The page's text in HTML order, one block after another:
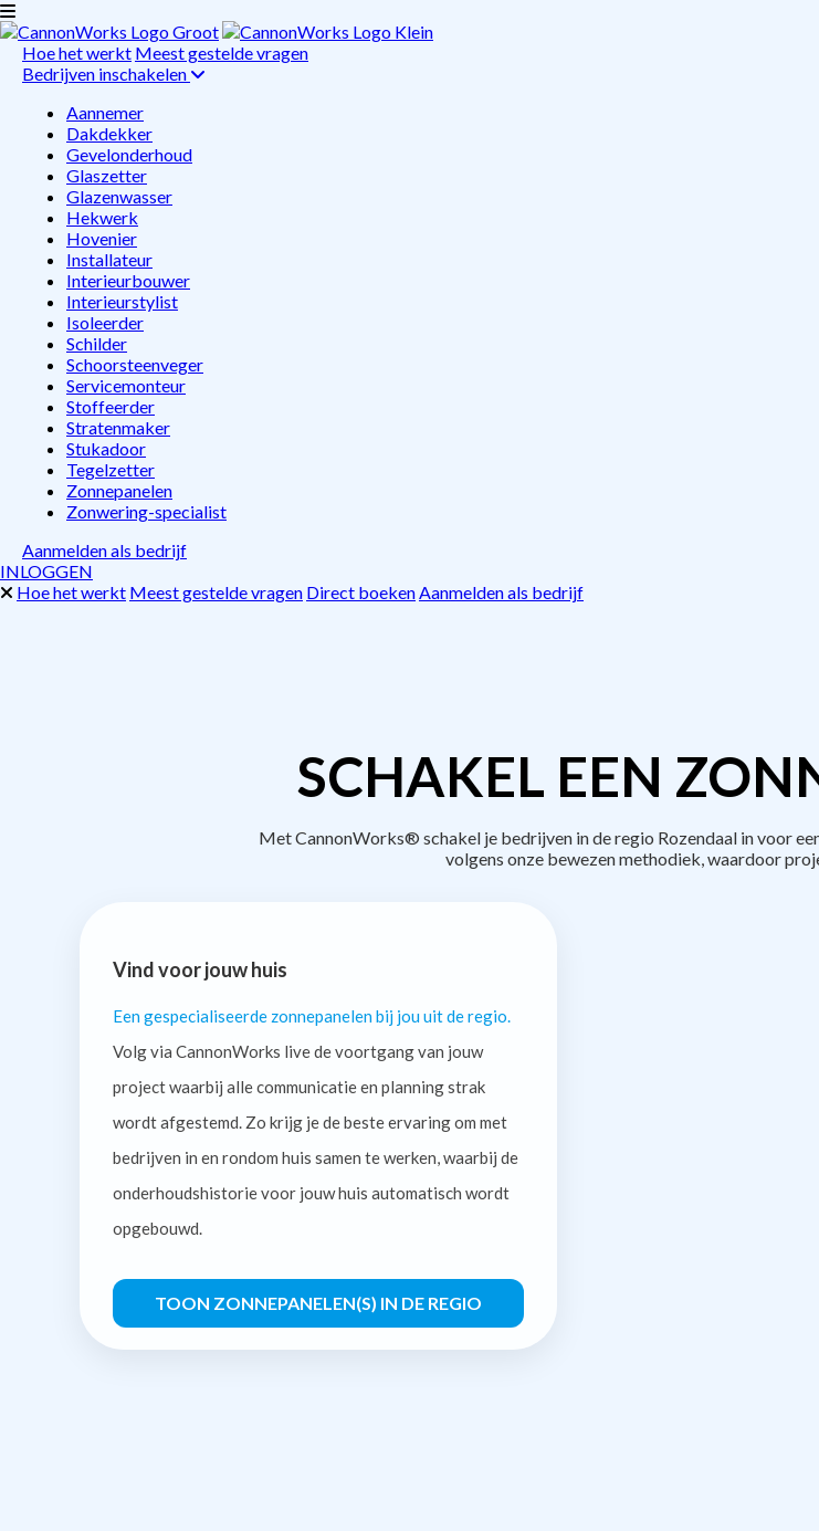
Hoe het werkt Meest gestelde vragen
Bedrijven inschakelen
Aannemer
Dakdekker
Gevelonderhoud
Glaszetter
Glazenwasser
Hekwerk
Hovenier
Installateur
Interieurbouwer
Interieurstylist
Isoleerder
Schilder
Schoorsteenveger
Servicemonteur
Stoffeerder
Stratenmaker
Stukadoor
Tegelzetter
Zonnepanelen
Zonwering-specialist
Aanmelden als bedrijf
INLOGGEN
Hoe het werkt Meest gestelde vragen Direct boekenAanmelden als bedrijf
SCHAKEL EEN
Met CannonWorks® schakel je bedrijven in de regio Rozendaal in voor
volgens onze bewezen methodiek, waardoor
Vind voor jouw huis
Een gespecialiseerde zonnepanelen bij jou uit de regio.
Volg via CannonWorks live de voortgang van jouw
project waarbij alle communicatie en planning strak
wordt afgestemd. Zo krijg je de beste ervaring om met
bedrijven in en rondom huis samen te werken, waarbij de
onderhoudshistorie voor jouw huis automatisch wordt
opgebouwd.
TOON ZONNEPANELEN(S) IN DE REGIO